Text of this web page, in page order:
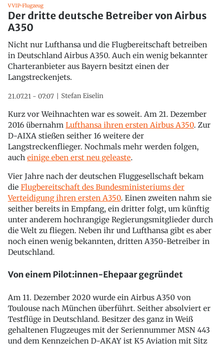
VVIP-Flugzeug
Der dritte deutsche Betreiber von Airbus
A350
Nicht nur Lufthansa und die Flugbereitschaft betreiben
in Deutschland Airbus A350. Auch ein wenig bekannter
Charteranbieter aus Bayern besitzt einen der
Langstreckenjets.
21.07.21 - 07:07 Stefan Eiselin
Kurz vor Weihnachten war es soweit. Am 21. Dezember
2016 übernahm Lufthansa ihren ersten Airbus A350. Zur
D-AIXA stießen seither 16 weitere der
Langstreckenflieger. Nochmals mehr werden folgen,
auch einige eben erst neu geleaste.
Vier Jahre nach der deutschen Fluggesellschaft bekam
die Flugbereitschaft des Bundesministeriums der
Verteidigung ihren ersten A350. Einen zweiten nahm sie
seither bereits in Empfang, ein dritter folgt, um künftig
unter anderem hochrangige Regierungsmitglieder durch
die Welt zu fliegen. Neben ihr und Lufthansa gibt es aber
noch einen wenig bekannten, dritten A350-Betreiber in
Deutschland.
Von einem Pilot:innen-Ehepaar gegründet
Am 11. Dezember 2020 wurde ein Airbus A350 von
Toulouse nach München überführt. Seither absolviert er
Testflüge in Deutschland. Besitzer des ganz in Weiß
gehaltenen Flugzeuges mit der Seriennummer MSN 443
und dem Kennzeichen D-AKAY ist K5 Aviation mit Sitz